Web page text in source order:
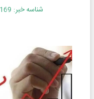
شناسه خبر: 188169